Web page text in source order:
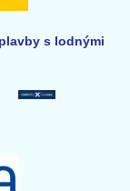
s lodnými